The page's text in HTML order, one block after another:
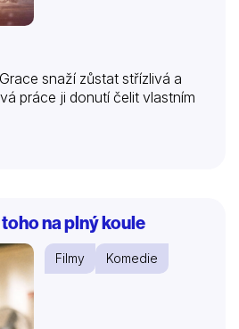
snaží zůstat střízlivá a
práce ji donutí čelit vlastním
na plný koule
Filmy Komedie